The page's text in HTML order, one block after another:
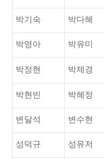
박기숙 박다혜
박영아 박유미
박정현 박제경
박현빈 박혜정
변달석 변수현
성덕규 성유저